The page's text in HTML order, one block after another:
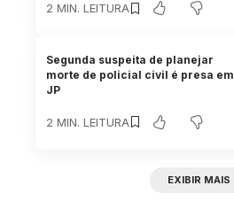
2 MIN. LEITURA
Segunda suspeita de planejar
morte de policial civil é presa em
JP
2 MIN. LEITURA
EXIBIR MAIS